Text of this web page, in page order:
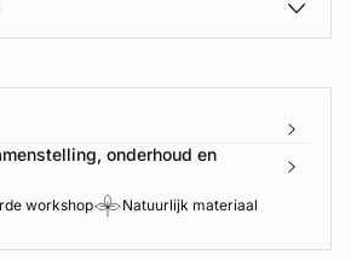
onderhoud en
workshop Natuurlijk materiaal